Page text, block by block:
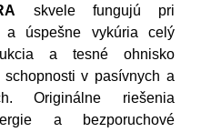
skvele fungujú pri
a úspešne vykúria celý
a tesné ohnisko
v pasívnych a
Originálne riešenia
a bezporuchové